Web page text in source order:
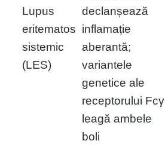
Lupus
eritematos
sistemic
(LES)
declanșează
inflamație
aberantă;
variantele
genetice ale
receptorului Fcγ
leagă ambele
boli